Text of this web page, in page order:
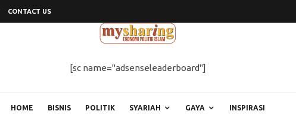
CONTACT US
[sc name="adsenseleaderboard"]
HOME BISNIS POLITIK SYARIAH GAYA INSPIRASI